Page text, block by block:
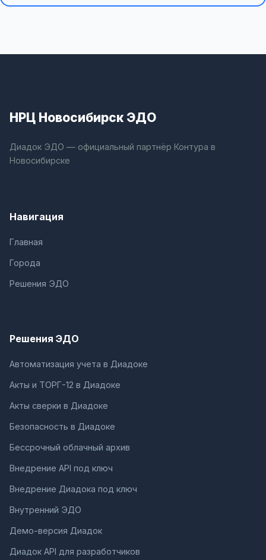
НРЦ Новосибирск ЭДО
Диадок ЭДО — официальный партнёр Контура в
Новосибирске
Навигация
Главная
Города
Решения ЭДО
Решения ЭДО
Автоматизация учета в Диадоке
Акты и ТОРГ-12 в Диадоке
Акты сверки в Диадоке
Безопасность в Диадоке
Бессрочный облачный архив
Внедрение API под ключ
Внедрение Диадока под ключ
Внутренний ЭДО
Демо-версия Диадок
Диадок API для разработчиков